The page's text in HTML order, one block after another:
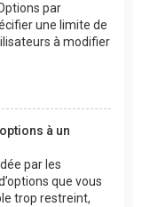
par
une limite de
à modifier
à un
par les
que vous
trop restreint,